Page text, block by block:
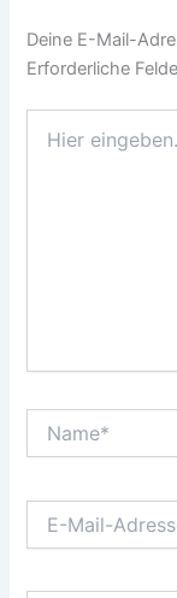
Deine E-Mail-
Erforderliche
eingeben…
Mail-